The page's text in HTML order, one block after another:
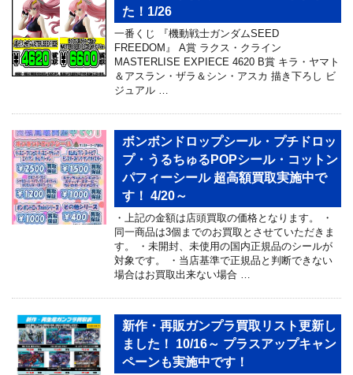
た！1/26
一番くじ 『機動戦士ガンダムSEED
FREEDOM』 A賞 ラクス・クライン
MASTERLISE EXPIECE 4620 B賞 キラ・ヤマト
＆アスラン・ザラ＆シン・アスカ 描き下ろし ビ
ジュアル …
ボンボンドロップシール・プチドロッ
プ・うるちゅるPOPシール・コットン
パフィーシール 超高額買取実施中で
す！ 4/20～
・上記の金額は店頭買取の価格となります。 ・
同一商品は3個までのお買取とさせていただきま
す。 ・未開封、未使用の国内正規品のシールが
対象です。 ・当店基準で正規品と判断できない
場合はお買取出来ない場合 …
新作・再販ガンプラ買取リスト更新し
ました！ 10/16～ プラスアップキャン
ペーンも実施中です！